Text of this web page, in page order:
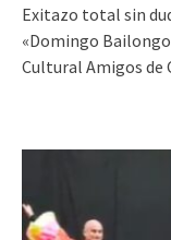
Exitazo total sin
«Domingo
Cultural Amigos de